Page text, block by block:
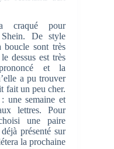
craqué pour
De style
boucle sont très
dessus est très
et la
a pu trouver
fait un peu cher.
une semaine et
lettres. Pour
une paire
déjà présenté sur
la prochaine